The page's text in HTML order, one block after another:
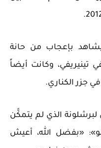
بإعجاب من حانة
تينيريفي، وكانت أيضاً
جزر الكناري.
الذي لم يتمكَّن
«بفضل الله، أعيش